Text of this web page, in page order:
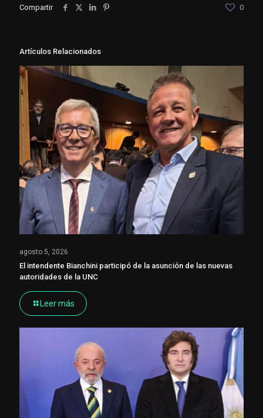
Compartir 0
Artículos Relacionados
agosto 5, 2026
El intendente Bianchini participó de la asunción de las nuevas
autoridades de la UNC
Leer más